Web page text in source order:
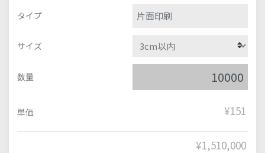
タイプ 片面印刷
サイズ
数量
単価 ¥151
¥1,510,000